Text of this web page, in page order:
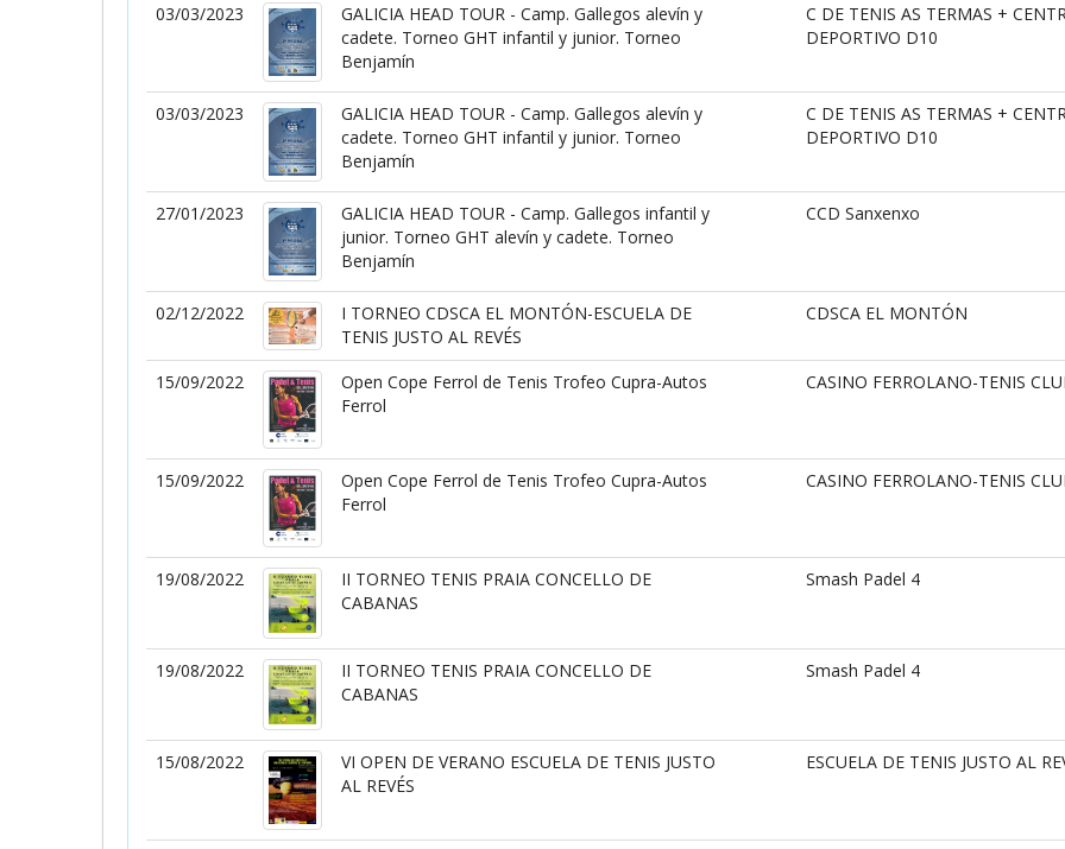
03/03/2023
GALICIA HEAD TOUR - Camp. Gallegos alevín y
cadete. Torneo GHT infantil y junior. Torneo
Benjamín
C DE TENIS AS TERMAS +
DEPORTIVO D10
03/03/2023
GALICIA HEAD TOUR - Camp. Gallegos alevín y
cadete. Torneo GHT infantil y junior. Torneo
Benjamín
C DE TENIS AS TERMAS +
DEPORTIVO D10
27/01/2023
GALICIA HEAD TOUR - Camp. Gallegos infantil y
junior. Torneo GHT alevín y cadete. Torneo
Benjamín
CCD Sanxenxo
02/12/2022
I TORNEO CDSCA EL MONTÓN-ESCUELA DE
TENIS JUSTO AL REVÉS
CDSCA EL MONTÓN
15/09/2022
Open Cope Ferrol de Tenis Trofeo Cupra-Autos
Ferrol
CASINO FERROLANO-TENIS
15/09/2022
Open Cope Ferrol de Tenis Trofeo Cupra-Autos
Ferrol
CASINO FERROLANO-TENIS
19/08/2022
II TORNEO TENIS PRAIA CONCELLO DE
CABANAS
Smash Padel 4
19/08/2022
II TORNEO TENIS PRAIA CONCELLO DE
CABANAS
Smash Padel 4
15/08/2022
VI OPEN DE VERANO ESCUELA DE TENIS JUSTO
AL REVÉS
ESCUELA DE TENIS JUSTO AL